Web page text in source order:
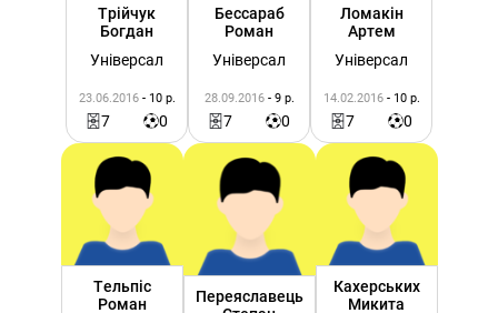
Трійчук
Богдан
Універсал
23.06.2016 - 10 р.
7 0
Бессараб
Роман
Універсал
28.09.2016 - 9 р.
7 0
Ломакін
Артем
Універсал
14.02.2016 - 10 р.
7 0
Тельпіс
Роман
Переяславець
Кахерських
Микита